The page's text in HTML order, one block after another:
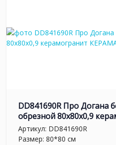
DD841690R Про Догана
обрезной 80x80x0,9
Артикул: DD841690R
Размер: 80*80 см